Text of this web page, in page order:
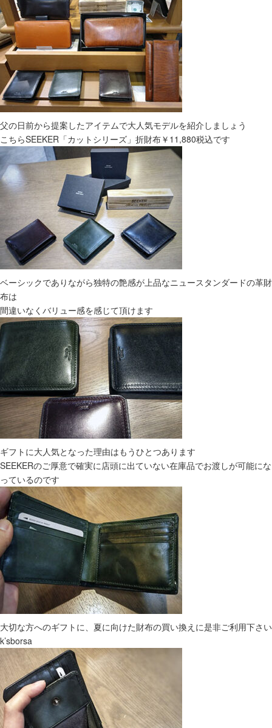
父の日前から提案したアイテムで大人気モデルを紹介しましょう
こちらSEEKER「カットシリーズ」折財布￥11,880税込です
ベーシックでありながら独特の艶感が上品なニュースタンダードの革財
布は
間違いなくバリュー感を感じて頂けます
ギフトに大人気となった理由はもうひとつあります
SEEKERのご厚意で確実に店頭に出ていない在庫品でお渡しが可能にな
っているのです
大切な方へのギフトに、夏に向けた財布の買い換えに是非ご利用下さい
k’sborsa